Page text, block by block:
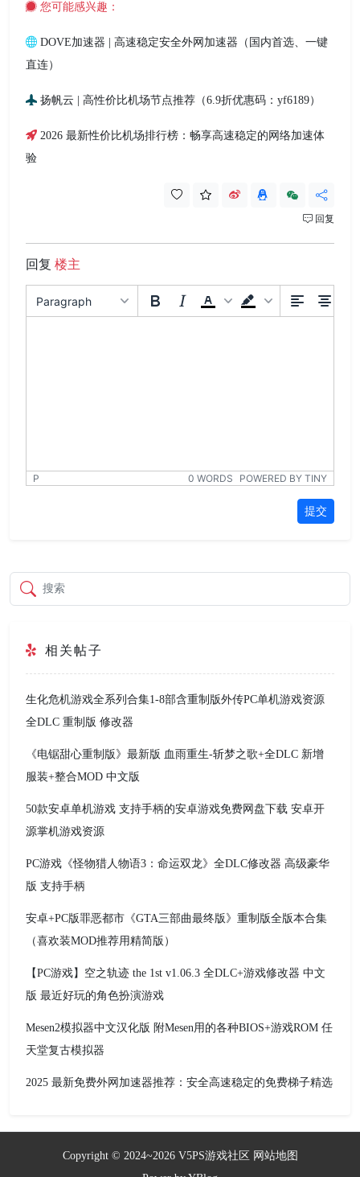
您可能感兴趣：
DOVE加速器 | 高速稳定安全外网加速器（国内首选、一键
直连）
扬帆云 | 高性价比机场节点推荐（6.9折优惠码：yf6189）
2026 最新性价比机场排行榜：畅享高速稳定的网络加速体
验
回复
回复 楼主
Paragraph
P 0 WORDS POWERED BY TINY
提交
搜索
相关帖子
生化危机游戏全系列合集1-8部含重制版外传PC单机游戏资源
全DLC 重制版 修改器
《电锯甜心重制版》最新版 血雨重生-斩梦之歌+全DLC 新增
服装+整合MOD 中文版
50款安卓单机游戏 支持手柄的安卓游戏免费网盘下载 安卓开
源掌机游戏资源
PC游戏《怪物猎人物语3：命运双龙》全DLC修改器 高级豪华
版 支持手柄
安卓+PC版罪恶都市《GTA三部曲最终版》重制版全版本合集
（喜欢装MOD推荐用精简版）
【PC游戏】空之轨迹 the 1st v1.06.3 全DLC+游戏修改器 中文
版 最近好玩的角色扮演游戏
Mesen2模拟器中文汉化版 附Mesen用的各种BIOS+游戏ROM 任
天堂复古模拟器
2025 最新免费外网加速器推荐：安全高速稳定的免费梯子精选
Copyright © 2024~2026 V5PS游戏社区 网站地图